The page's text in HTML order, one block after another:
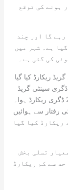
ہونے کی توقع
گا اور چند
ہے۔ شہر میں
کی گئی ہے۔
31 ڈگری سینٹی گریڈ ریکارڈ کیا گیا
زیادہ سے زیادہ درجہ حرارت 34 سے 36 ڈگری سینٹی گریڈ
تک جانے کا امکان ہے۔ کم سے کم درجہ حرارت 29 ڈگری ریکارڈ ہوا۔
فی گھنٹہ کی رفتار سے ہوائیں
ہوا میں نمی کا تناسب 72 فیصد ریکارڈ کیا گیا
تسلی بخش
سے کم ریکارڈ